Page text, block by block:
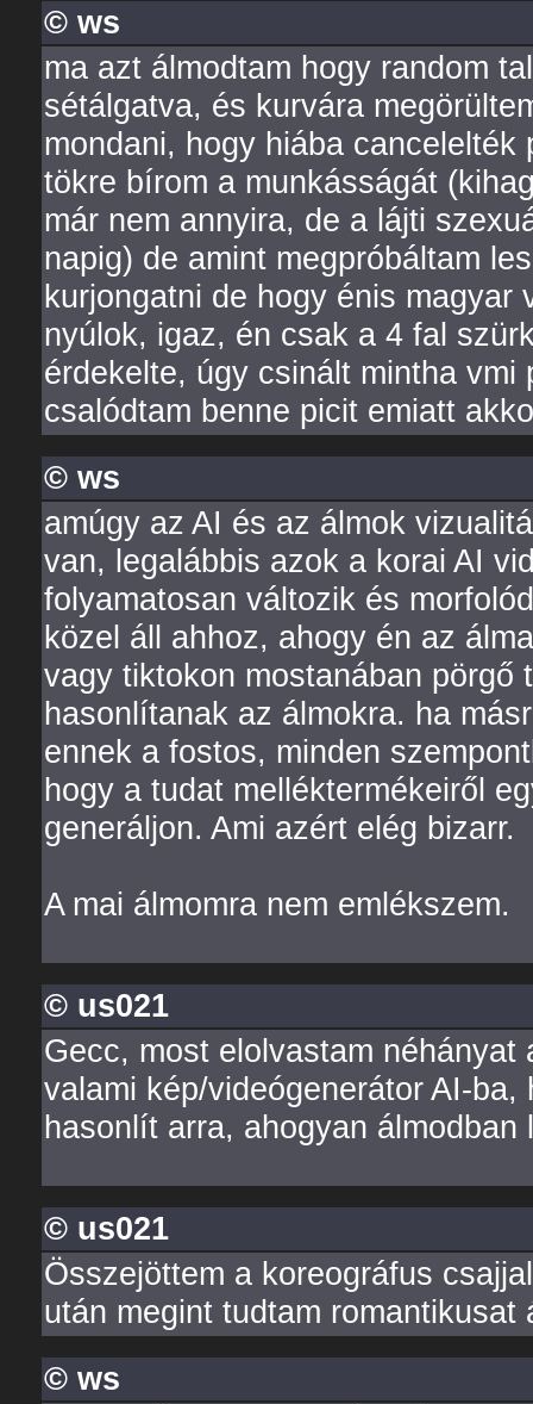
© ws
ma azt álmodtam hogy random
sétálgatva, és kurvára
mondani, hogy hiába
tökre bírom a munkásságát
már nem annyira, de a lájti
napig) de amint megpróbáltam
kurjongatni de hogy énis magyar
nyúlok, igaz, én csak a 4 fal
érdekelte, úgy csinált mintha
csalódtam benne picit emiatt
© ws
amúgy az AI és az álmok
van, legalábbis azok a korai AI
folyamatosan változik és
közel áll ahhoz, ahogy én az
vagy tiktokon mostanában
hasonlítanak az álmokra. ha
ennek a fostos, minden
hogy a tudat melléktermékeiről
generáljon. Ami azért elég bizarr.
A mai álmomra nem emlékszem.
© us021
Gecc, most elolvastam
valami kép/videógenerátor AI-
hasonlít arra, ahogyan álmodban
© us021
Összejöttem a koreográfus
után megint tudtam romantikusat
© ws